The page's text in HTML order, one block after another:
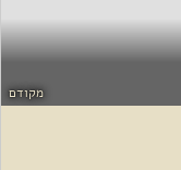
מקודם